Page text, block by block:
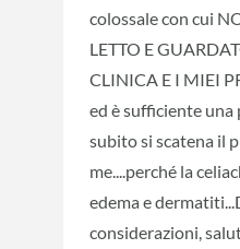
colossale con cui
LETTO E
CLINICA E I MIEI
ed è sufficiente
subito si scatena il
me....perché la
edema e
considerazioni,